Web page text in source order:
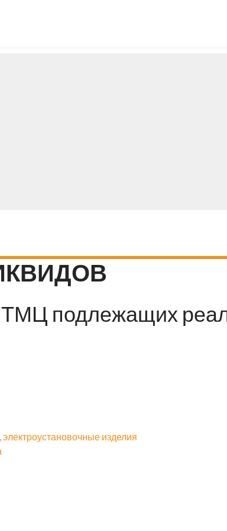
подлежащих
изделия